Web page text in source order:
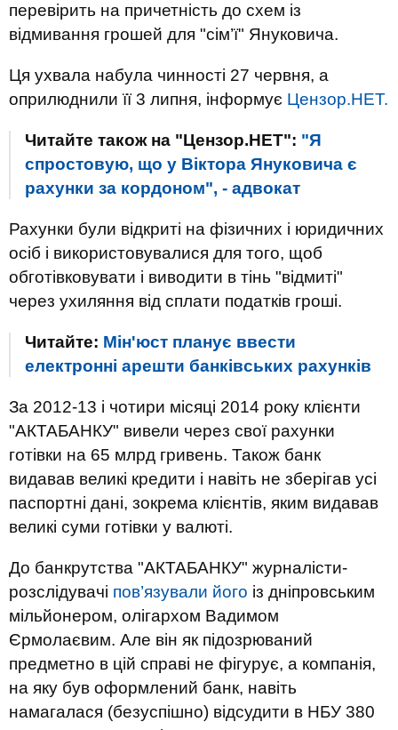
перевірить на причетність до схем із
відмивання грошей для "сім’ї" Януковича.
Ця ухвала набула чинності 27 червня, а
оприлюднили її 3 липня, інформує Цензор.НЕТ.
Читайте також на "Цензор.НЕТ": "Я
спростовую, що у Віктора Януковича є
рахунки за кордоном", - адвокат
Рахунки були відкриті на фізичних і юридичних
осіб і використовувалися для того, щоб
обготівковувати і виводити в тінь "відмиті"
через ухиляння від сплати податків гроші.
Читайте: Мін'юст планує ввести
електронні арешти банківських рахунків
За 2012-13 і чотири місяці 2014 року клієнти
"АКТАБАНКУ" вивели через свої рахунки
готівки на 65 млрд гривень. Також банк
видавав великі кредити і навіть не зберігав усі
паспортні дані, зокрема клієнтів, яким видавав
великі суми готівки у валюті.
До банкрутства "АКТАБАНКУ" журналісти-
розслідувачі пов’язували його із дніпровським
мільйонером, олігархом Вадимом
Єрмолаєвим. Але він як підозрюваний
предметно в цій справі не фігурує, а компанія,
на яку був оформлений банк, навіть
намагалася (безуспішно) відсудити в НБУ 380